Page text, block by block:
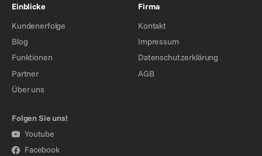
Einblicke
Kundenerfolge
Blog
Funktionen
Partner
Über uns
Firma
Kontakt
Impressum
Datenschutzerklärung
AGB
Folgen Sie uns!
Youtube
Facebook